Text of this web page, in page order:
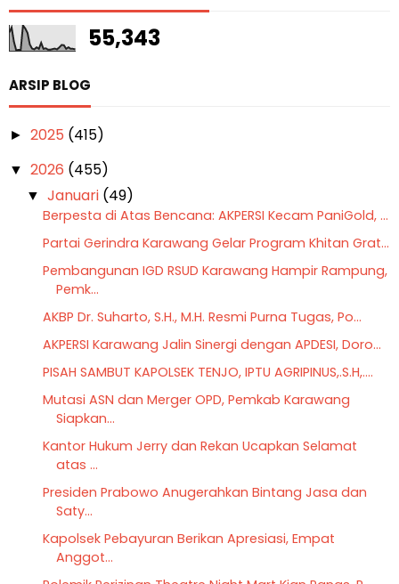
55,343
ARSIP BLOG
► 2025 (415)
▼ 2026 (455)
▼Januari (49)
Berpesta di Atas Bencana: AKPERSI Kecam PaniGold, ...
Partai Gerindra Karawang Gelar Program Khitan Grat...
Pembangunan IGD RSUD Karawang Hampir Rampung,
Pemk...
AKBP Dr. Suharto, S.H., M.H. Resmi Purna Tugas, Po...
AKPERSI Karawang Jalin Sinergi dengan APDESI, Doro...
PISAH SAMBUT KAPOLSEK TENJO, IPTU AGRIPINUS,.S.H,....
Mutasi ASN dan Merger OPD, Pemkab Karawang
Siapkan...
Kantor Hukum Jerry dan Rekan Ucapkan Selamat
atas ...
Presiden Prabowo Anugerahkan Bintang Jasa dan
Saty...
Kapolsek Pebayuran Berikan Apresiasi, Empat
Anggot...